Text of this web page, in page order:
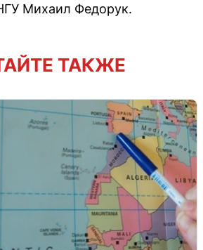
Михаил Федорук.
ТАКЖЕ